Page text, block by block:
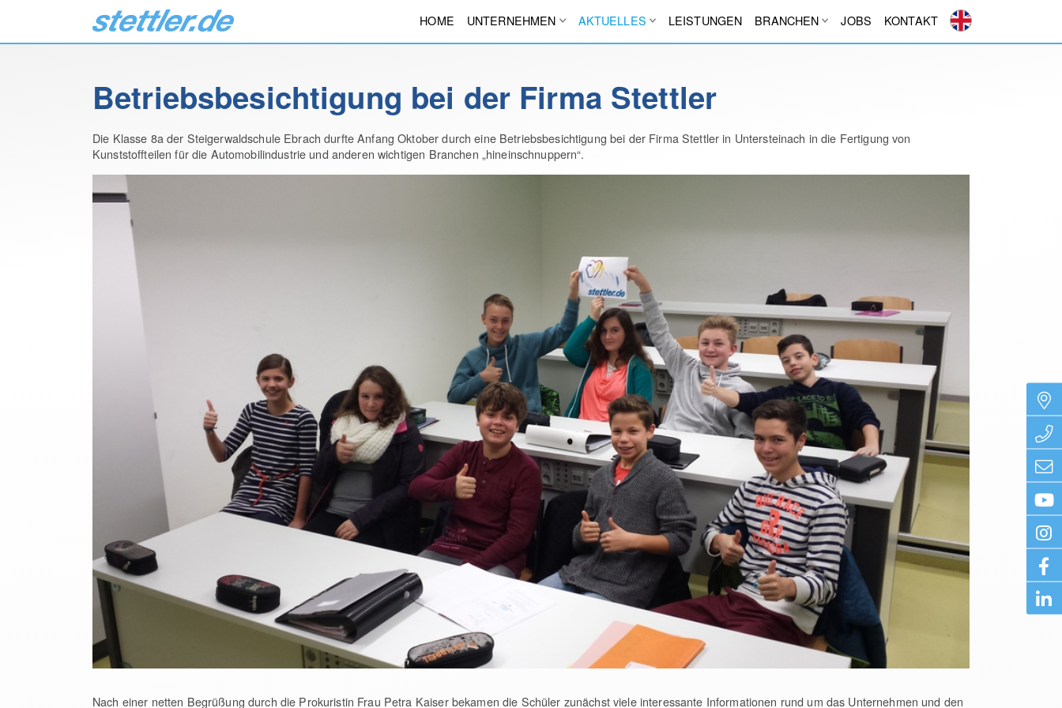
HOME UNTERNEHMEN AKTUELLES LEISTUNGEN BRANCHEN JOBS KONTAKT
Betriebsbesichtigung bei der Firma Stettler
Die Klasse 8a der Steigerwaldschule Ebrach durfte Anfang Oktober durch eine Betriebsbesichtigung bei der Firma Stettler in Untersteinach in die Fertigung von
Kunststoffteilen für die Automobilindustrie und anderen wichtigen Branchen „hineinschnuppern“.
Nach einer netten Begrüßung durch die Prokuristin Frau Petra Kaiser bekamen die Schüler zunächst viele interessante Informationen rund um das Unternehmen und den